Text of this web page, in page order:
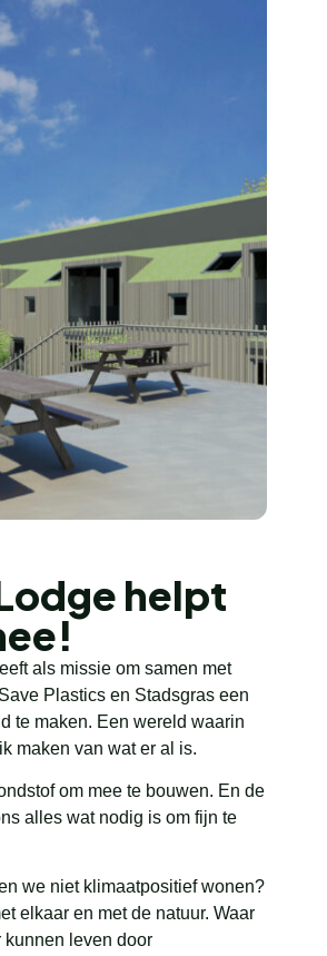
helpt
als missie om samen met
Plastics en Stadsgras een
te maken. Een wereld waarin
maken van wat er al is.
om mee te bouwen. En de
alles wat nodig is om fijn te
we niet klimaatpositief wonen?
elkaar en met de natuur. Waar
kunnen leven door